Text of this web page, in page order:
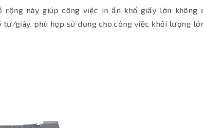
rộng này giúp công việc in ấn khổ giấy lớn không
tự/giây, phù hợp sử dụng cho công việc khối lượng